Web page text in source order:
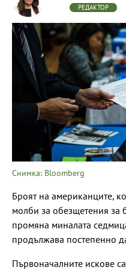
РЕДАКТОР
Снимка: Bloomberg
Броят на американците,
молби за обезщетения за
промяна миналата
продължава постепенно
Първоначалните искове